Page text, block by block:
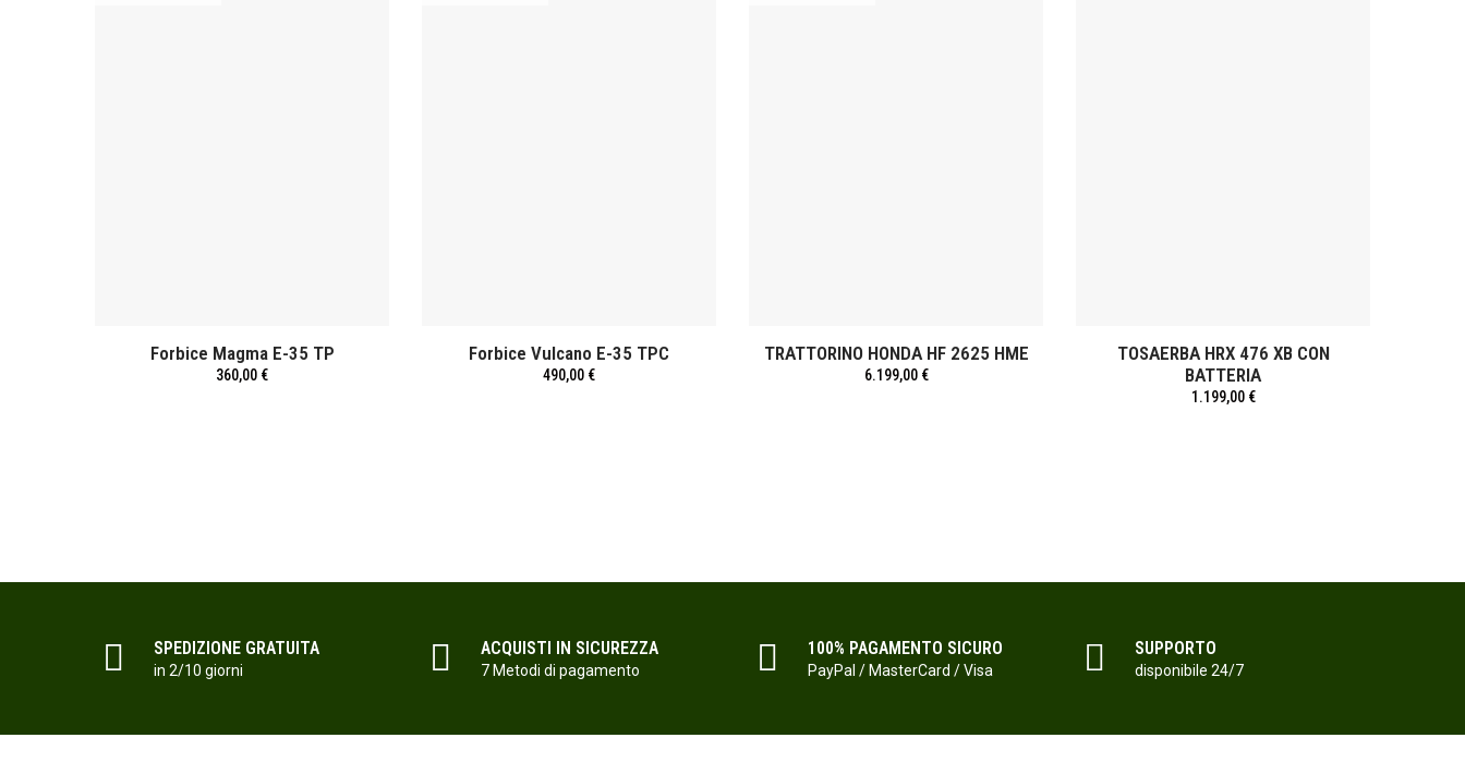
Forbice Magma E-35 TP
360,00 €
Forbice Vulcano E-35 TPC
490,00 €
TRATTORINO HONDA HF 2625 HME
6.199,00 €
TOSAERBA HRX 476 XB CON
BATTERIA
1.199,00 €
SPEDIZIONE GRATUITA
in 2/10 giorni
ACQUISTI IN SICUREZZA
7 Metodi di pagamento
100% PAGAMENTO SICURO
PayPal / MasterCard / Visa
SUPPORTO
disponibile 24/7